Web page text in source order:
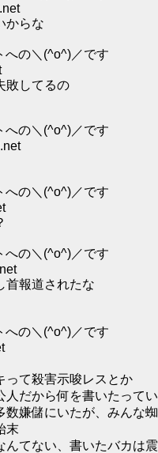
からな
への＼(^o^)／です
敗してるの
への＼(^o^)／です
への＼(^o^)／です
への＼(^o^)／です
首報道されたな
への＼(^o^)／です
って殺害示唆レスとか
人だから何を書いたってい
数嫌儲にいたが、みんな蜘
末
んてない、書いたバカは震